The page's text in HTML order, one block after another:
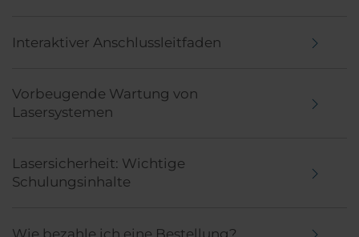
Interaktiver Anschlussleitfaden
Vorbeugende Wartung von
Lasersystemen
Lasersicherheit: Wichtige
Schulungsinhalte
Wie bezahle ich eine Bestellung?